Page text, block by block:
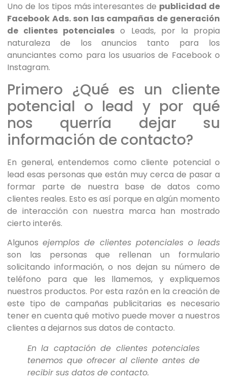
Uno de los tipos más interesantes de publicidad de
Facebook Ads. son las campañas de generación
de clientes potenciales o Leads, por la propia
naturaleza de los anuncios tanto para los
anunciantes como para los usuarios de Facebook o
Instagram.
Primero ¿Qué es un cliente
potencial o lead y por qué
nos querría dejar su
información de contacto?
En general, entendemos como cliente potencial o
lead esas personas que están muy cerca de pasar a
formar parte de nuestra base de datos como
clientes reales. Esto es así porque en algún momento
de interacción con nuestra marca han mostrado
cierto interés.
Algunosejemplos de clientes potenciales o leads
son las personas que rellenan un formulario
solicitando información, o nos dejan su número de
teléfono para que les llamemos, y expliquemos
nuestros productos. Por esta razón en la creación de
este tipo de campañas publicitarias es necesario
tener en cuenta qué motivo puede mover a nuestros
clientes a dejarnos sus datos de contacto.
En la captación de clientes potenciales
tenemos que ofrecer al cliente antes de
recibir sus datos de contacto.